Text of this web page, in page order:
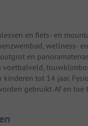
en fiets- en
wellness-
en
voetbalveld,
tot 14 jaar.
gebruikt. Af en